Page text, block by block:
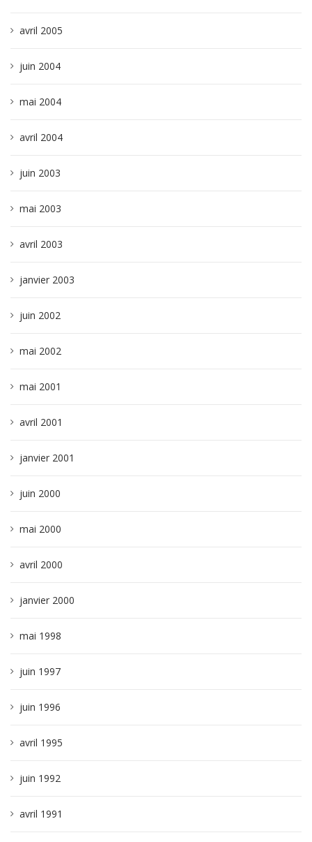
avril 2005
juin 2004
mai 2004
avril 2004
juin 2003
mai 2003
avril 2003
janvier 2003
juin 2002
mai 2002
mai 2001
avril 2001
janvier 2001
juin 2000
mai 2000
avril 2000
janvier 2000
mai 1998
juin 1997
juin 1996
avril 1995
juin 1992
avril 1991